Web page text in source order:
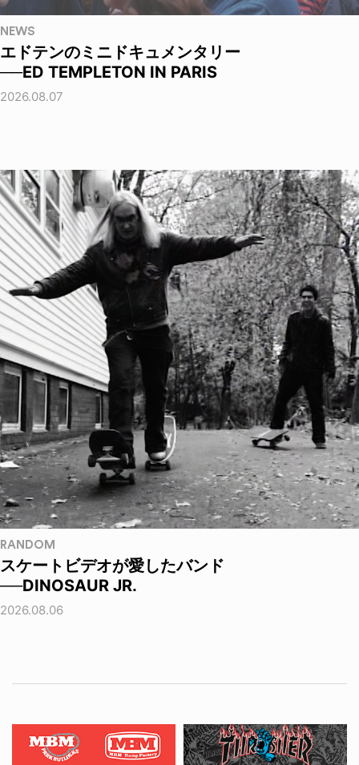
NEWS
エドテンのミニドキュメンタリー
──ED TEMPLETON IN PARIS
2026.08.07
RANDOM
スケートビデオが愛したバンド
──DINOSAUR JR.
2026.08.06